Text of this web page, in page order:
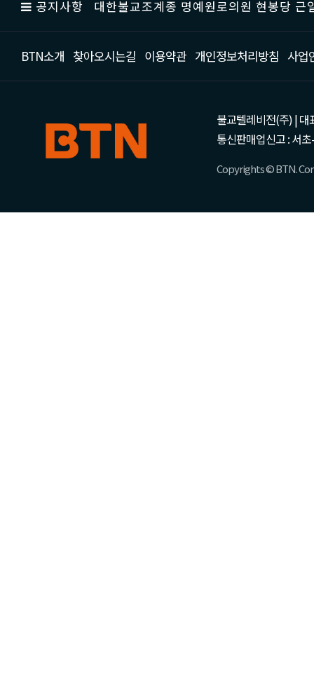
공지사항 대한불교조계종 명예원로의원 현봉당
BTN소개 찾아오시는길 이용약관 개인정보처리방침 사업
불교텔레비전(주) | 대
통신판매업신고 : 서
Copyrights © BTN.